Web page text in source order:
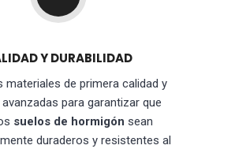
Y DURABILIDAD
materiales de primera calidad y
para garantizar que
suelos de hormigón sean
duraderos y resistentes al